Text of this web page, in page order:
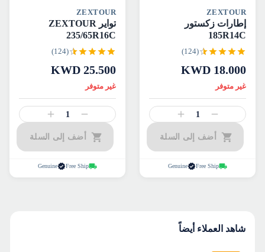
ZEXTOUR
إطارات زكستور
185R14C
(124)
18.000
غير متوفر
1
أضف إلى السلة
Free Ship
Genuine
ZEXTOUR
تواير ZEXTOUR
235/65R16C
(124)
25.500
غير متوفر
1
أضف إلى السلة
Free Ship
Genuine
شاهد العملاء أيضاً